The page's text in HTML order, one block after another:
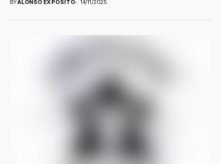
BYALONSO EXPÓSITO 14/11/2025